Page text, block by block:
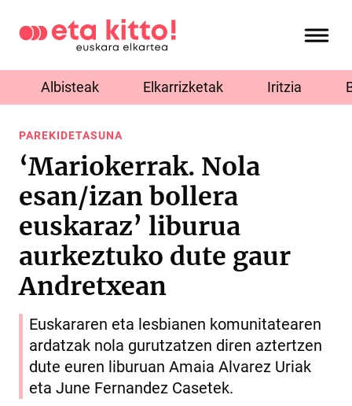
Albisteak Elkarrizketak Iritzia
PAREKIDETASUNA
‘Mariokerrak. Nola
esan/izan bollera
euskaraz’ liburua
aurkeztuko dute gaur
Andretxean
Euskararen eta lesbianen komunitatearen
ardatzak nola gurutzatzen diren aztertzen
dute euren liburuan Amaia Alvarez Uriak
eta June Fernandez Casetek.